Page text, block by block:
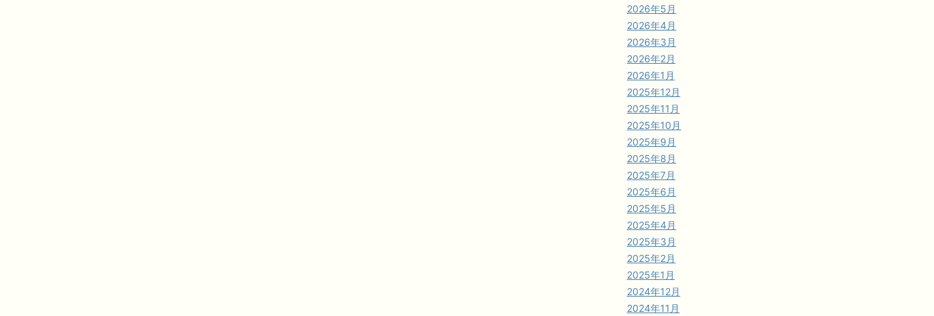
2026年5月
2026年4月
2026年3月
2026年2月
2026年1月
2025年12月
2025年11月
2025年10月
2025年9月
2025年8月
2025年7月
2025年6月
2025年5月
2025年4月
2025年3月
2025年2月
2025年1月
2024年12月
2024年11月